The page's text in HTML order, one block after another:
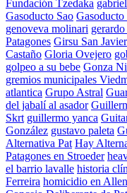
Fundación Tzedaka
Gasoducto Sao
genoveva molinari
Patagones Girsu San Javier
Castaño Gloria Ovejero
golpeo a su bebe Gonza
gremios municipales
atlantica Grupo Astral
del jabalí al asador
Skrt guillermo yanca
González gustavo paleta
Alternativa Pat Hay
Patagones en Stroeder
el barrio lavalle historia
Ferreira homicidio en Allen